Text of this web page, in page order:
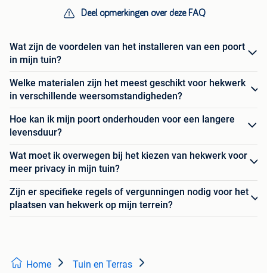
Deel opmerkingen over deze FAQ
Wat zijn de voordelen van het installeren van een poort
in mijn tuin?
Welke materialen zijn het meest geschikt voor hekwerk
in verschillende weersomstandigheden?
Hoe kan ik mijn poort onderhouden voor een langere
levensduur?
Wat moet ik overwegen bij het kiezen van hekwerk voor
meer privacy in mijn tuin?
Zijn er specifieke regels of vergunningen nodig voor het
plaatsen van hekwerk op mijn terrein?
Home Tuin en Terras